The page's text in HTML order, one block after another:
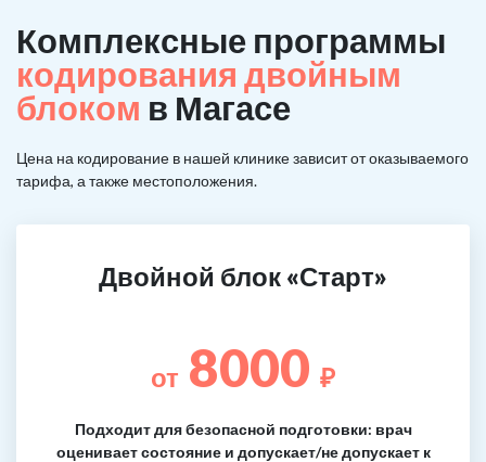
Комплексные программы
кодирования двойным
блоком в Магасе
Цена на кодирование в нашей клинике зависит от оказываемого
тарифа, а также местоположения.
Двойной блок «Старт»
от 8000 ₽
Подходит для безопасной подготовки: врач
оценивает состояние и допускает/не допускает к